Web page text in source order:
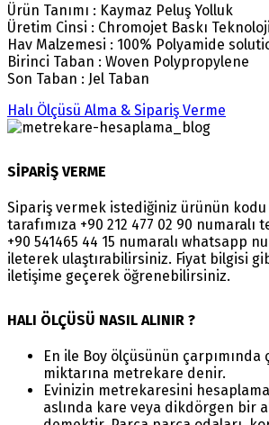
Ürün Tanımı : Kaymaz Peluş Yolluk
Üretim Cinsi : Chromojet Baskı
Hav Malzemesi : 100% Polyamide
Birinci Taban : Woven Polypropylene
Son Taban : Jel Taban
Halı Ölçüsü Alma & Sipariş Verme
SİPARİŞ VERME
Sipariş vermek istediğiniz ürünün
tarafımıza +90 212 477 02 90 numaralı
+90 541465 44 15 numaralı whatsapp
ileterek ulaştırabilirsiniz. Fiyat bilgisi
iletişime geçerek öğrenebilirsiniz.
HALI ÖLÇÜSÜ NASIL ALINIR ?
En ile Boy ölçüsünün çarpımında
miktarına metrekare denir.
Evinizin metrekaresini
aslında kare veya dikdörgen bir